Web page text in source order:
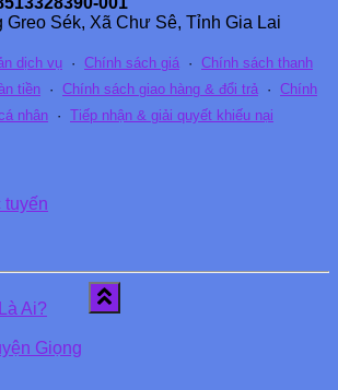
Greo Sék, Xã Chư Sê, Tỉnh Gia Lai
dịch vụ · Chính sách giá · Chính sách thanh
tiền · Chính sách giao hàng & đổi trả · Chính
nhân · Tiếp nhận & giải quyết khiếu nại
tuyến
Ai?
Giọng